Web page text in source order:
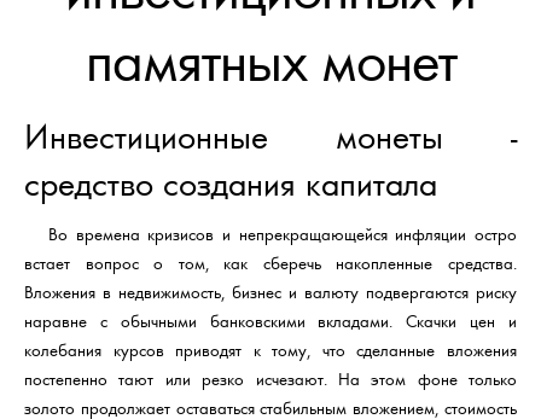
памятных монет
Инвестиционные монеты -
средство создания капитала
Во времена кризисов и непрекращающейся инфляции остро
встает вопрос о том, как сберечь накопленные средства.
Вложения в недвижимость, бизнес и валюту подвергаются риску
наравне с обычными банковскими вкладами. Скачки цен и
колебания курсов приводят к тому, что сделанные вложения
постепенно тают или резко исчезают. На этом фоне только
золото продолжает оставаться стабильным вложением, стоимость